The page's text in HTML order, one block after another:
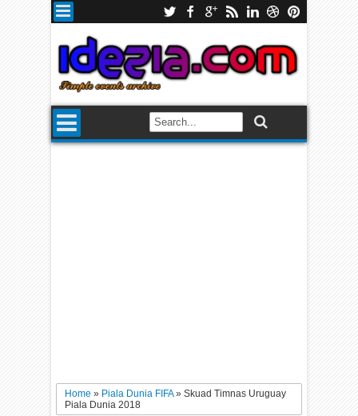
Home» Piala Dunia FIFA»Skuad Timnas Uruguay
Piala Dunia 2018